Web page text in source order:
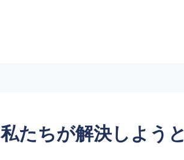
私たちが解決しよう